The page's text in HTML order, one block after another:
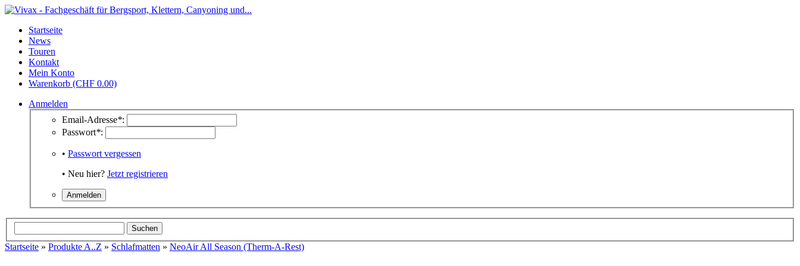
Startseite
News
Touren
Kontakt
Mein Konto
Warenkorb (CHF 0.00)
Anmelden
Email-Adresse*:
Passwort*:
• Passwort vergessen
• Neu hier? Jetzt registrieren
Startseite » Produkte A..Z » Schlafmatten » NeoAir All Season (Therm-A-Rest)